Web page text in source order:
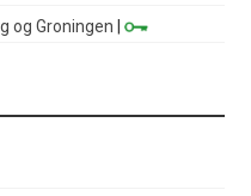
og Groningen |